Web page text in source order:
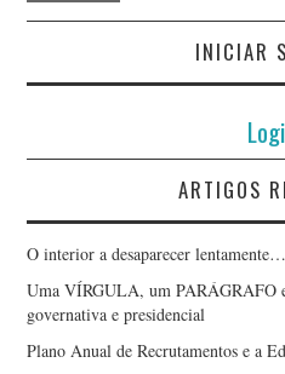
INICIAR
ARTIGOS
O interior a desaparecer
Uma VÍRGULA, um PARÁGRAFO
governativa e presidencial
Plano Anual de Recrutamentos e a